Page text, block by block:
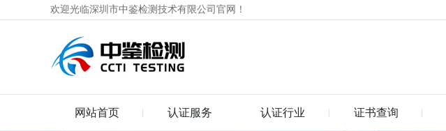
欢迎光临深圳市中鉴检测技术有限公司官网！
网站首页 认证服务 认证行业 证书查询